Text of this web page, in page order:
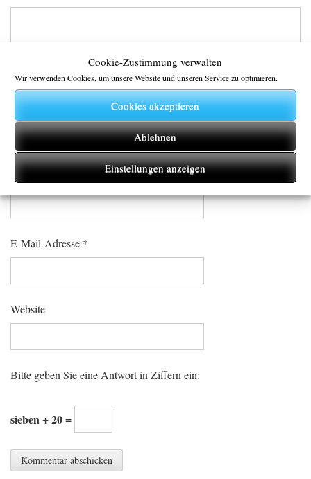
Cookie-Zustimmung verwalten
Wir verwenden Cookies, um unsere Website und unseren Service zu optimieren.
Cookies akzeptieren
Ablehnen
Einstellungen anzeigen
Name
E-Mail-Adresse *
Website
Bitte geben Sie eine Antwort in Ziffern ein:
sieben + 20 =